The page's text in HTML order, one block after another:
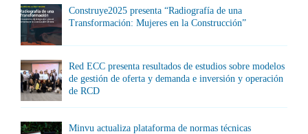
Construye2025 presenta “Radiografía de una
Transformación: Mujeres en la Construcción”
Red ECC presenta resultados de estudios sobre modelos
de gestión de oferta y demanda e inversión y operación
de RCD
Minvu actualiza plataforma de normas técnicas